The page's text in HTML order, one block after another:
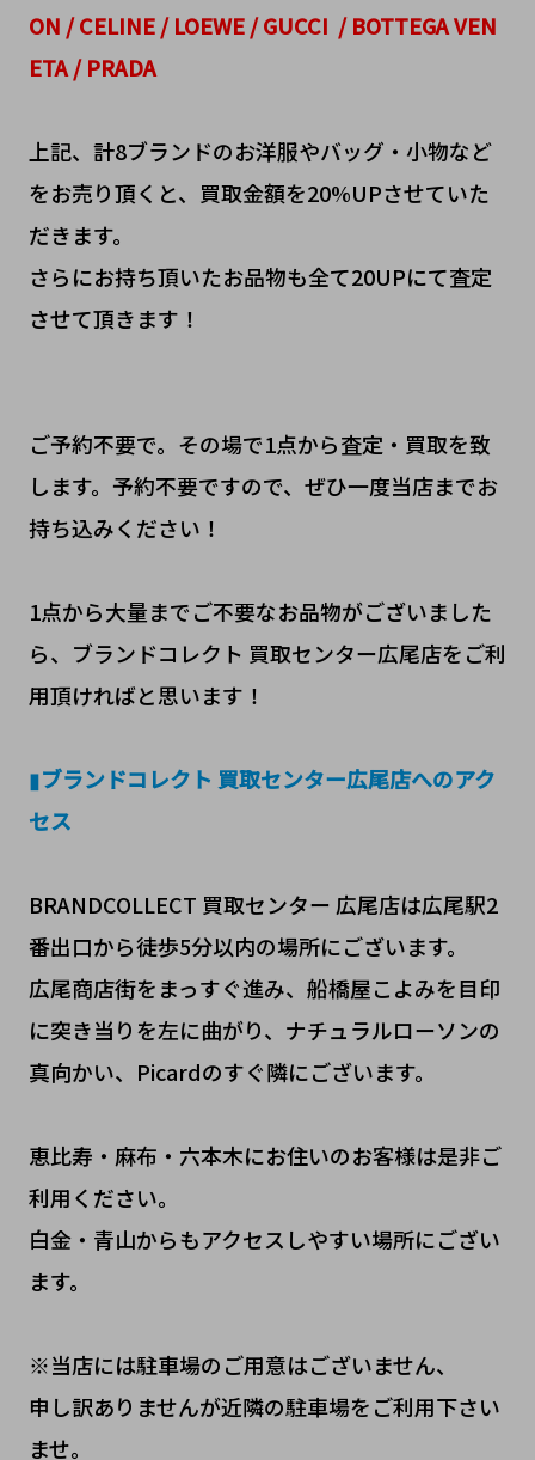
ON / CELINE / LOEWE / GUCCI / BOTTEGA VEN
ETA / PRADA
上記、計8ブランドのお洋服やバッグ・小物など
をお売り頂くと、買取金額を20%UPさせていた
だきます。
さらにお持ち頂いたお品物も全て20UPにて査定
させて頂きます！
ご予約不要で。その場で1点から査定・買取を致
します。予約不要ですので、ぜひ一度当店までお
持ち込みください！
1点から大量までご不要なお品物がございました
ら、ブランドコレクト 買取センター広尾店をご利
用頂ければと思います！
▮ブランドコレクト 買取センター広尾店へのアク
セス
BRANDCOLLECT 買取センター 広尾店は広尾駅2
番出口から徒歩5分以内の場所にございます。
広尾商店街をまっすぐ進み、船橋屋こよみを目印
に突き当りを左に曲がり、ナチュラルローソンの
真向かい、Picardのすぐ隣にございます。
恵比寿・麻布・六本木にお住いのお客様は是非ご
利用ください。
白金・青山からもアクセスしやすい場所にござい
ます。
※当店には駐車場のご用意はございません、
申し訳ありませんが近隣の駐車場をご利用下さい
ませ。